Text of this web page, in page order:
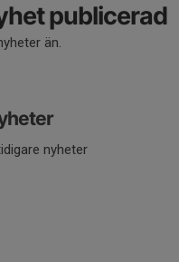
publicerad
än.
nyheter